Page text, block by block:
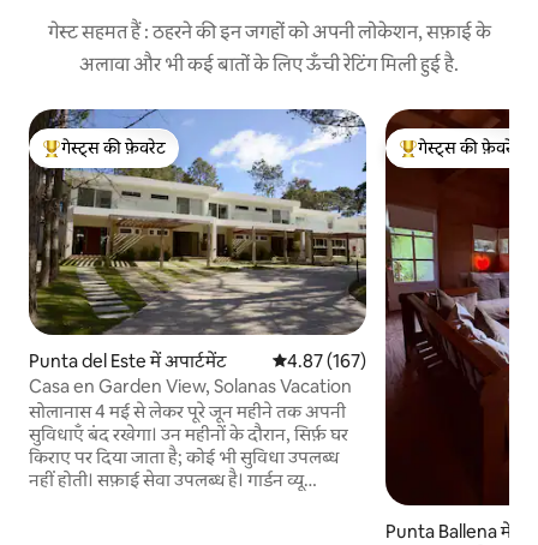
गेस्ट सहमत हैं : ठहरने की इन जगहों को अपनी लोकेशन, सफ़ाई के
अलावा और भी कई बातों के लिए ऊँची रेटिंग मिली हुई है.
गेस्ट्स का टॉप फ़ेवरेट
गेस्ट्स की फ़ेवरेट
Punta del Este में अपार्टमेंट औसत रेटिंग 5 में से 4.87, 167 समीक्षाएँ
4.87 (167)
Casa en Garden View, Solanas Vacation
सोलानास 4 मई से लेकर पूरे जून महीने तक अपनी
सुविधाएँ बंद रखेगा। उन महीनों के दौरान, सिर्फ़ घर
किराए पर दिया जाता है; कोई भी सुविधा उपलब्ध
नहीं होती। सफ़ाई सेवा उपलब्ध है। गार्डन व्यू
गेस्ट्स का टॉप फ़ेवरेट
गेस्ट्स की फ़ेवरेट
Punta Ballena में